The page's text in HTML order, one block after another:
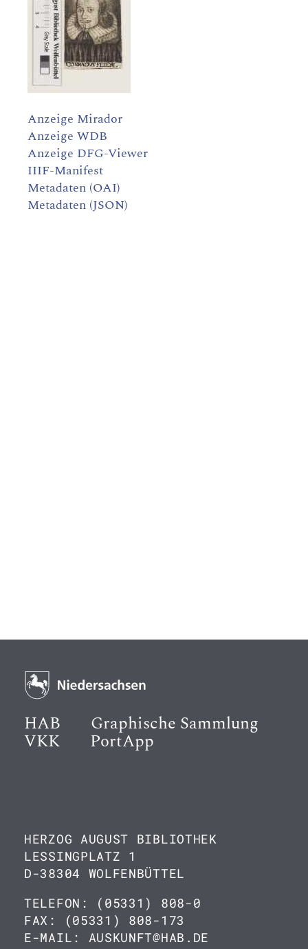
Anzeige Mirador
Anzeige WDB
Anzeige DFG-Viewer
IIIF-Manifest
Metadaten (OAI)
Metadaten (JSON)
HAB Graphische Sammlung
VKK PortApp
HERZOG AUGUST BIBLIOTHEK
LESSINGPLATZ 1
D-38304 WOLFENBÜTTEL
TELEFON: (05331) 808-0
FAX: (05331) 808-173
E-MAIL: AUSKUNFT@HAB.DE